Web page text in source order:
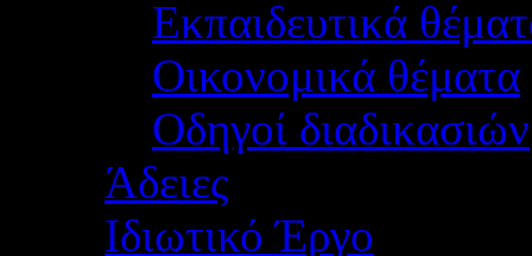
Εκπαιδευτικά
Οικονομικά θέματα
Οδηγοί διαδικασιών
Άδειες
Ιδιωτικό Έργο